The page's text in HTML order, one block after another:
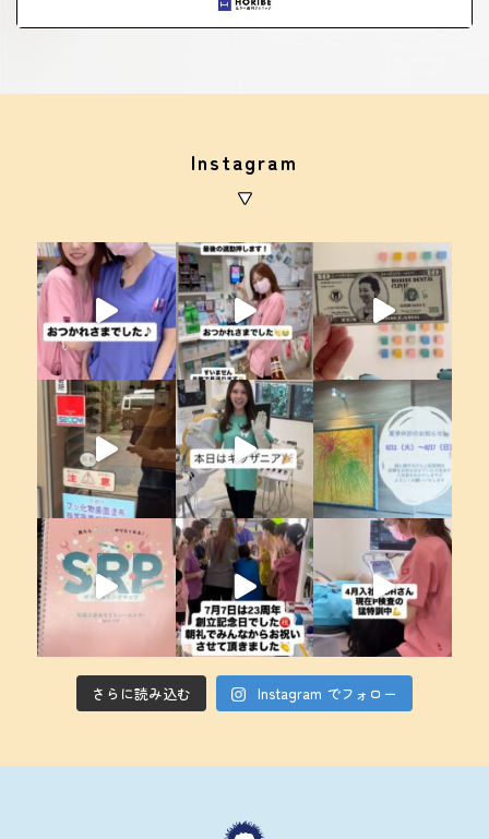
Instagram
さらに読み込む Instagram でフォロー